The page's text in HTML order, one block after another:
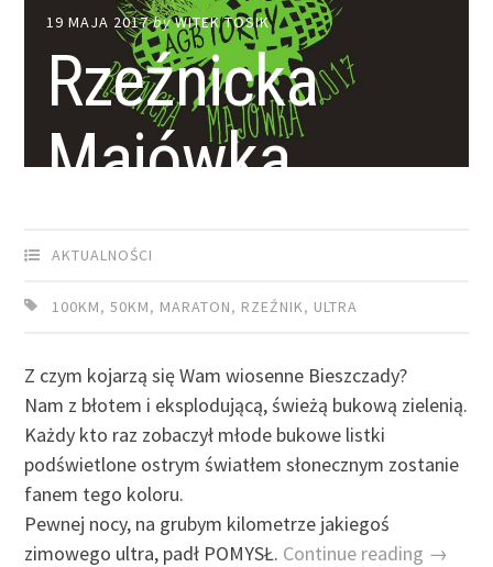
19 MAJA 2017byWITEK TOSIK
Rzeźnicka
Majówka
AKTUALNOŚCI
100KM,50KM, MARATON, RZEŹNIK, ULTRA
Z czym kojarzą się Wam wiosenne Bieszczady?
Nam z błotem i eksplodującą, świeżą bukową zielenią.
Każdy kto raz zobaczył młode bukowe listki
podświetlone ostrym światłem słonecznym zostanie
fanem tego koloru.
Pewnej nocy, na grubym kilometrze jakiegoś
zimowego ultra, padł POMYSŁ. Continue reading →